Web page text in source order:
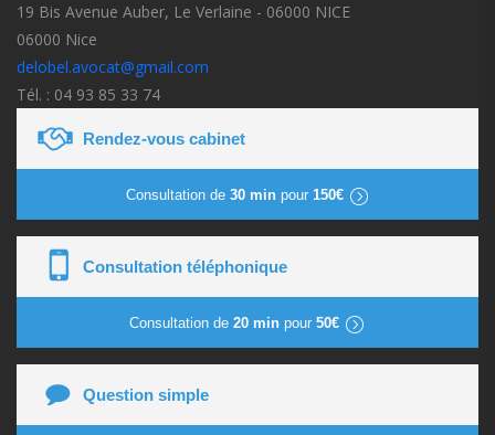
19 Bis Avenue Auber, Le Verlaine - 06000 NICE
06000 Nice
delobel.avocat@gmail.com
Tél. : 04 93 85 33 74
Rendez-vous cabinet
Consultation de 30 minpour 150€
Consultation téléphonique
Consultation de 20 min pour 50€
Question simple